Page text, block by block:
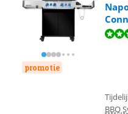
promotie
Beoordeling is 9,6 van de 10,
BBQ